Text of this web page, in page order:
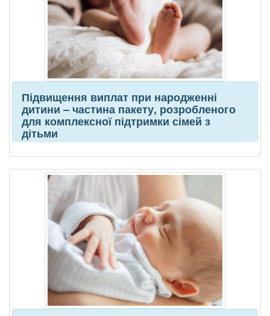
Підвищення виплат при народженні
дитини – частина пакету, розробленого
для комплексної підтримки сімей з
дітьми